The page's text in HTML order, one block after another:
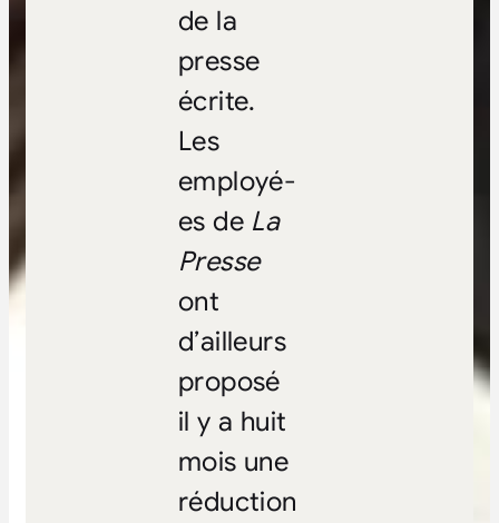
de la
presse
écrite.
Les
employé-
es de La
Presse
ont
d’ailleurs
proposé
il y a huit
mois une
réduction